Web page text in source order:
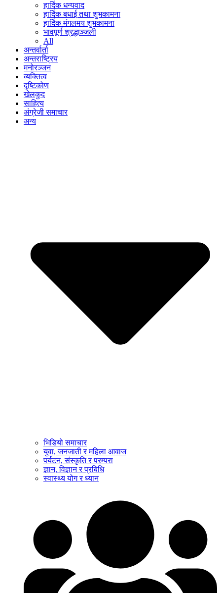
हार्दिक धन्यवाद
हार्दिक बधाई तथा शुभकामना
हार्दिक मंगलमय शुभकामना
भावपूर्ण श्रद्धाञ्जली
All
अन्तर्वार्ता
अन्तराष्ट्रिय
मनोरञ्जन
व्यक्तित्व
दृष्टिकोण
खेलकुद
साहित्य
अंग्रेजी समाचार
अन्य
भिडियो समाचार
युवा, जनजाती र महिला आवाज
पर्यटन, संस्कृति र परम्परा
ज्ञान, विज्ञान र प्रबिधि
स्वास्थ्य योग र ध्यान